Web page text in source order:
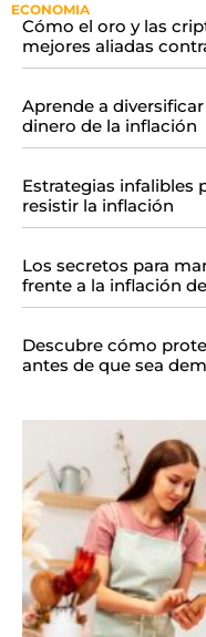
ECONOMIA
Cómo el oro y las
mejores aliadas
Aprende a
dinero de la inflación
Estrategias infalibles
resistir la inflación
Los secretos para
frente a la inflación
Descubre cómo
antes de que sea